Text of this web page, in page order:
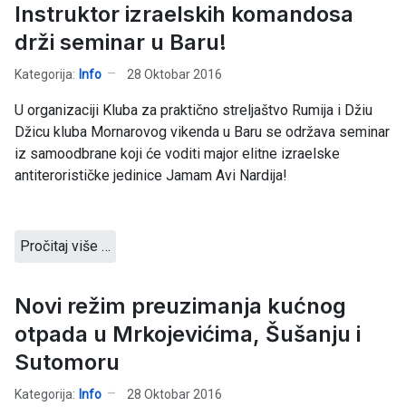
Instruktor izraelskih komandosa
drži seminar u Baru!
Kategorija: Info 28 Oktobar 2016
U organizaciji Kluba za praktično streljaštvo Rumija i Džiu
Džicu kluba Mornarovog vikenda u Baru se održava seminar
iz samoodbrane koji će voditi major elitne izraelske
antiterorističke jedinice Jamam Avi Nardija!
Pročitaj više …
Novi režim preuzimanja kućnog
otpada u Mrkojevićima, Šušanju i
Sutomoru
Kategorija: Info 28 Oktobar 2016